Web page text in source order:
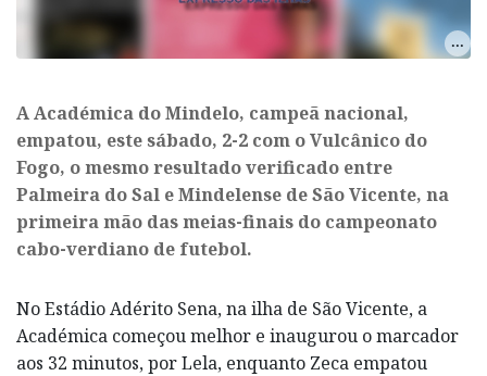
A Académica do Mindelo, campeã nacional,
empatou, este sábado, 2-2 com o Vulcânico do
Fogo, o mesmo resultado verificado entre
Palmeira do Sal e Mindelense de São Vicente, na
primeira mão das meias-finais do campeonato
cabo-verdiano de futebol.
No Estádio Adérito Sena, na ilha de São Vicente, a
Académica começou melhor e inaugurou o marcador
aos 32 minutos, por Lela, enquanto Zeca empatou